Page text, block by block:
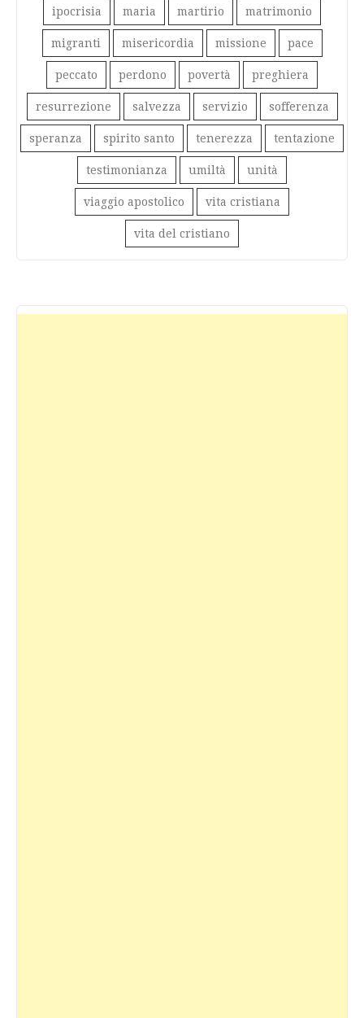
ipocrisia maria martirio matrimonio
migranti misericordia missione pace
peccato perdono povertà preghiera
resurrezione salvezza servizio sofferenza
speranza spirito santo tenerezza tentazione
testimonianza umiltà unità
viaggio apostolico vita cristiana
vita del cristiano